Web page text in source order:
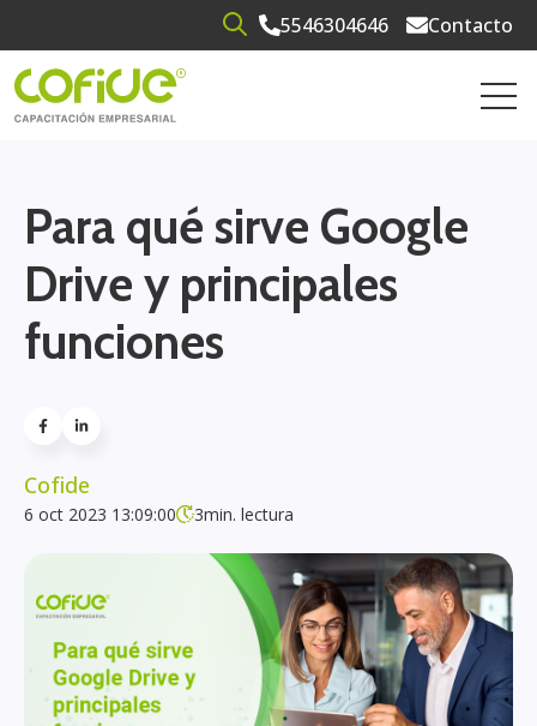
Open search5546304646 Contacto
Para qué sirve Google
Drive y principales
funciones
Cofide
6 oct 2023 13:09:00 3min. lectura